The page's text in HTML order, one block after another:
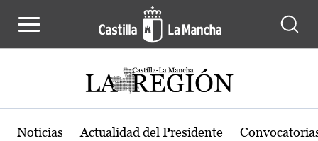
Actualidad de la región de Castilla-
Noticias Actualidad del Presidente